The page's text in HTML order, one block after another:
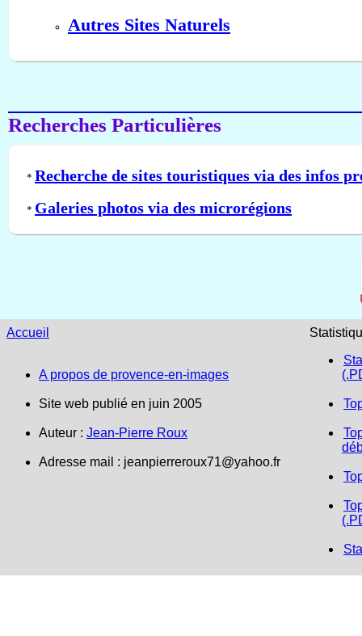
Autres Sites Naturels
Recherches Particulières
* Recherche de sites touristiques via des infos
* Galeries photos via des microrégions
Accueil
A propos de provence-en-images
Site web publié en juin 2005
Auteur : Jean-Pierre Roux
Adresse mail : jeanpierreroux71@yahoo.fr